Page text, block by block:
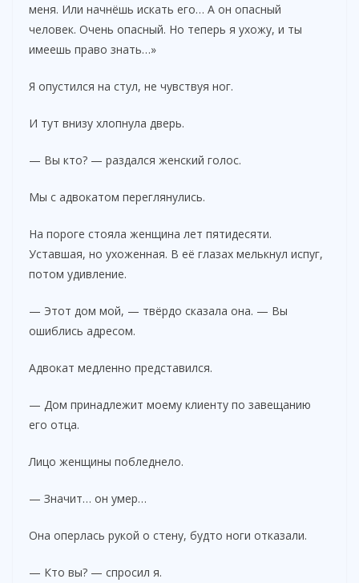
меня. Или начнёшь искать его… А он опасный
человек. Очень опасный. Но теперь я ухожу, и ты
имеешь право знать…»
Я опустился на стул, не чувствуя ног.
И тут внизу хлопнула дверь.
— Вы кто? — раздался женский голос.
Мы с адвокатом переглянулись.
На пороге стояла женщина лет пятидесяти.
Уставшая, но ухоженная. В её глазах мелькнул испуг,
потом удивление.
— Этот дом мой, — твёрдо сказала она. — Вы
ошиблись адресом.
Адвокат медленно представился.
— Дом принадлежит моему клиенту по завещанию
его отца.
Лицо женщины побледнело.
— Значит… он умер…
Она оперлась рукой о стену, будто ноги отказали.
— Кто вы? — спросил я.